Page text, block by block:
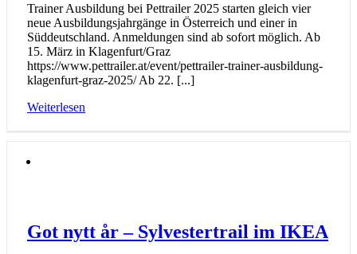
Trainer Ausbildung bei Pettrailer 2025 starten gleich vier
neue Ausbildungsjahrgänge in Österreich und einer in
Süddeutschland. Anmeldungen sind ab sofort möglich. Ab
15. März in Klagenfurt/Graz
https://www.pettrailer.at/event/pettrailer-trainer-ausbildung-
klagenfurt-graz-2025/ Ab 22. [...]
Weiterlesen
Got nytt år – Sylvestertrail im IKEA